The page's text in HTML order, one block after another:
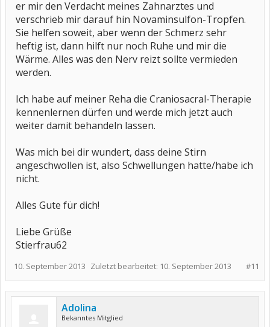
er mir den Verdacht meines Zahnarztes und
verschrieb mir darauf hin Novaminsulfon-Tropfen.
Sie helfen soweit, aber wenn der Schmerz sehr
heftig ist, dann hilft nur noch Ruhe und mir die
Wärme. Alles was den Nerv reizt sollte vermieden
werden.
Ich habe auf meiner Reha die Craniosacral-Therapie
kennenlernen dürfen und werde mich jetzt auch
weiter damit behandeln lassen.
Was mich bei dir wundert, dass deine Stirn
angeschwollen ist, also Schwellungen hatte/habe ich
nicht.
Alles Gute für dich!
Liebe Grüße
Stierfrau62
#11
10. September 2013 Zuletzt bearbeitet: 10. September 2013
Adolina
Bekanntes Mitglied